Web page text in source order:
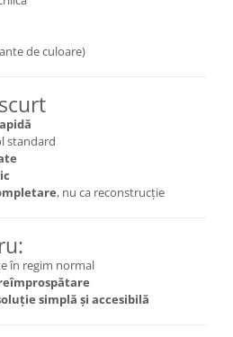
de culoare)
standard
, nu ca reconstrucție
în regim normal
simplă și accesibilă